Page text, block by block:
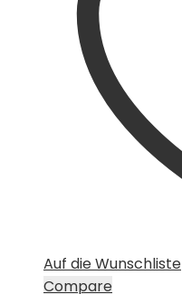
Auf die Wunschliste
Compare